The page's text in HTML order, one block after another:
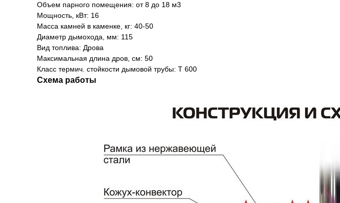
Объем парного помещения: от 8 до 18 м3
Мощность, кВт: 16
Масса камней в каменке, кг: 40-50
Диаметр дымохода, мм: 115
Вид топлива: Дрова
Максимальная длина дров, см: 50
Класс термич. стойкости дымовой трубы: Т 600
Схема работы